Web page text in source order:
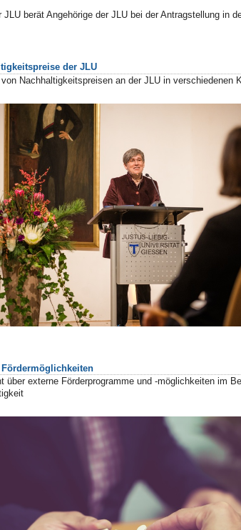
JLU berät Angehörige der JLU bei der Antragstellung in
der JLU
von Nachhaltigkeitspreisen an der JLU in verschiedenen
Fördermöglichkeiten
über externe Förderprogramme und -möglichkeiten im